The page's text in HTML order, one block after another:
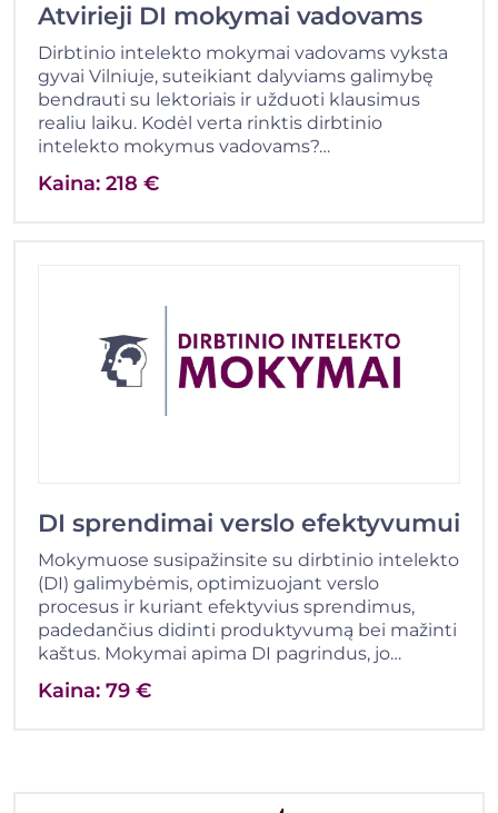
Atvirieji DI mokymai vadovams
Dirbtinio intelekto mokymai vadovams vyksta
gyvai Vilniuje, suteikiant dalyviams galimybę
bendrauti su lektoriais ir užduoti klausimus
realiu laiku. Kodėl verta rinktis dirbtinio
intelekto mokymus vadovams?…
Kaina: 218 €
DI sprendimai verslo efektyvumui
Mokymuose susipažinsite su dirbtinio intelekto
(DI) galimybėmis, optimizuojant verslo
procesus ir kuriant efektyvius sprendimus,
padedančius didinti produktyvumą bei mažinti
kaštus. Mokymai apima DI pagrindus, jo…
Kaina: 79 €